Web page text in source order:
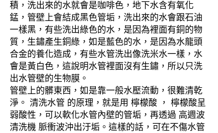
積，洗出來的水就會是咖啡色，地下水含有氧化
錳，管壁上會結成黑色管垢，洗出來的水會跟石油
一樣黑，有些洗出綠色的水，是因為裡面有銅的物
質，生鏽產生銅綠，如是藍色的水，是因為水龍頭
合金的養化造成，有些水管洗出像洗米水一樣，水
會是黃白色，這說明水管裡面沒有生鏽，所以只洗
出水管壁的生物膜。
管壁上的髒東西，如是靠一般水壓流動，很難清乾
淨。 清洗水管 的原理，就是用 檸檬酸 ， 檸檬酸呈
弱酸性，可以軟化水管內壁的管垢，再透過 高週波
清洗機 脈衝波沖出汙垢。這樣的話，可在不傷水管